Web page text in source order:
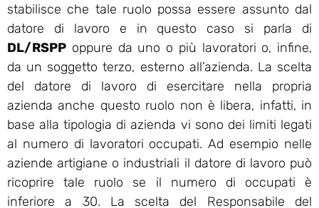
stabilisce che tale ruolo possa essere assunto dal
datore di lavoro e in questo caso si parla di
DL/RSPP oppure da uno o più lavoratori o, infine,
da un soggetto terzo, esterno all’azienda. La scelta
del datore di lavoro di esercitare nella propria
azienda anche questo ruolo non è libera, infatti, in
base alla tipologia di azienda vi sono dei limiti legati
al numero di lavoratori occupati. Ad esempio nelle
aziende artigiane o industriali il datore di lavoro può
ricoprire tale ruolo se il numero di occupati è
inferiore a 30. La scelta del Responsabile del